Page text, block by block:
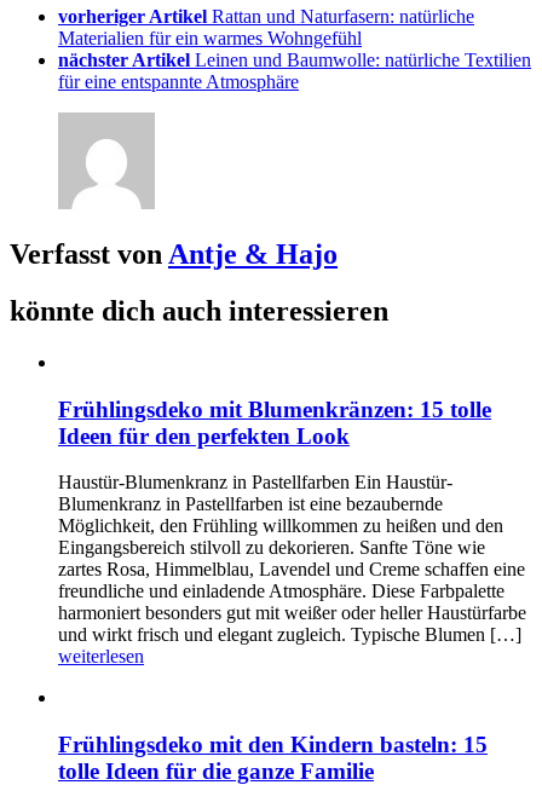
vorheriger Artikel Rattan und Naturfasern: natürliche
Materialien für ein warmes Wohngefühl
nächster Artikel Leinen und Baumwolle: natürliche Textilien
für eine entspannte Atmosphäre
Verfasst von Antje & Hajo
könnte dich auch interessieren
Frühlingsdeko mit Blumenkränzen: 15 tolle
Ideen für den perfekten Look
Haustür-Blumenkranz in Pastellfarben Ein Haustür-
Blumenkranz in Pastellfarben ist eine bezaubernde
Möglichkeit, den Frühling willkommen zu heißen und den
Eingangsbereich stilvoll zu dekorieren. Sanfte Töne wie
zartes Rosa, Himmelblau, Lavendel und Creme schaffen eine
freundliche und einladende Atmosphäre. Diese Farbpalette
harmoniert besonders gut mit weißer oder heller Haustürfarbe
und wirkt frisch und elegant zugleich. Typische Blumen […]
weiterlesen
Frühlingsdeko mit den Kindern basteln: 15
tolle Ideen für die ganze Familie